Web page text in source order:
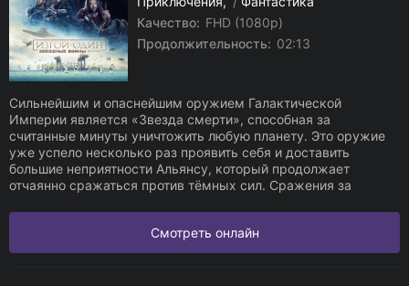
Качество: FHD (1080p)
Продолжительность: 02:13
Сильнейшим и опаснейшим оружием Галактической
Империи является «Звезда смерти», способная за
считанные минуты уничтожить любую планету. Это оружие
уже успело несколько раз проявить себя и доставить
большие неприятности Альянсу, который продолжает
отчаянно сражаться против тёмных сил. Сражения за
Смотреть онлайн